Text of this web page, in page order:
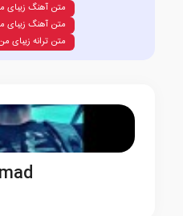
متن آهنگ زیبای
متن آهنگ زیبای
متن ترانه زیبای